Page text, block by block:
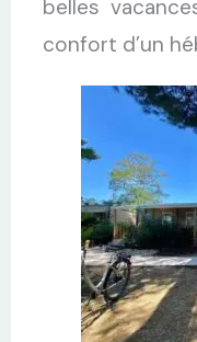
belles
confort d’un